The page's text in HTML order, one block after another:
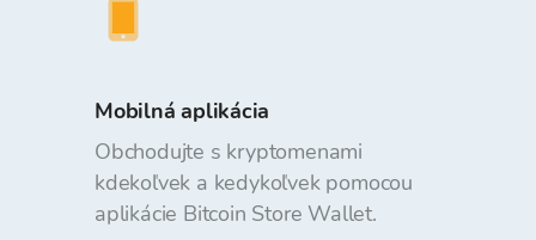
Mobilná aplikácia
Obchodujte s kryptomenami
kdekoľvek a kedykoľvek pomocou
aplikácie Bitcoin Store Wallet.